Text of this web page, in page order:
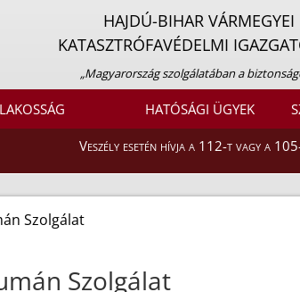
HAJDÚ-BIHAR VÁRMEGYEI
KATASZTRÓFAVÉDELMI
„Magyarország szolgálatában a
LAKOSSÁG HATÓSÁGI ÜGYEK
Veszély esetén hívja a 112-t vagy a
Szolgálat
Szolgálat